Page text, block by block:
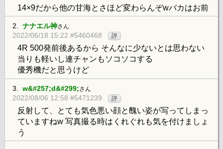
14×9だから他の甘海とさほど変わらんぞwバカはお前
2. ナナエル神さん
2022/06/18 15:22 #5460468 評
4R 500発前後あるから そんなに少ないとは思わない
当りも軽いし連チャンもソコソコする
優秀機だと思うけど
3. w&#257;d&#299;さん
2022/08/06 12:58 #5471239 評
反射して、とても気色悪い顔と醜い姿が写ってしまっ
ていますねw 写真撮る時はくれぐれも気を付けましょ
う